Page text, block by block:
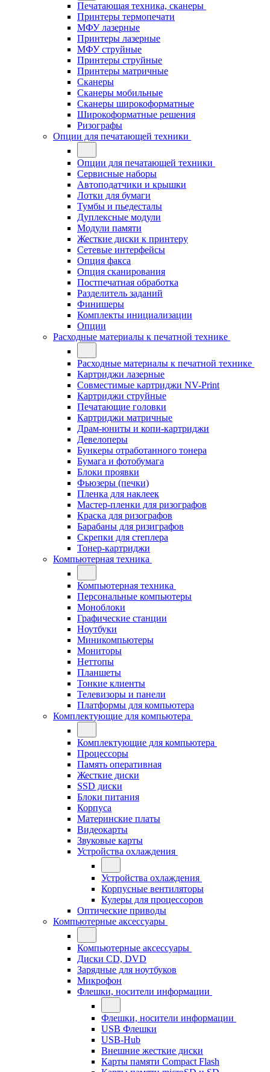
Печатающая техника, сканеры
Принтеры термопечати
МФУ лазерные
Принтеры лазерные
МФУ струйные
Принтеры струйные
Принтеры матричные
Сканеры
Сканеры мобильные
Сканеры широкоформатные
Широкоформатные решения
Ризографы
Опции для печатающей техники
Опции для печатающей техники
Сервисные наборы
Автоподатчики и крышки
Лотки для бумаги
Тумбы и пьедесталы
Дуплексные модули
Модули памяти
Жесткие диски к принтеру
Сетевые интерфейсы
Опция факса
Опция сканирования
Постпечатная обработка
Разделитель заданий
Финишеры
Комплекты инициализации
Опции
Расходные материалы к печатной технике
Расходные материалы к печатной технике
Картриджи лазерные
Совместимые картриджи NV-Print
Картриджи струйные
Печатающие головки
Картриджи матричные
Драм-юниты и копи-картриджи
Девелоперы
Бункеры отработанного тонера
Бумага и фотобумага
Блоки проявки
Фьюзеры (печки)
Пленка для наклеек
Мастер-пленки для ризографов
Краска для ризографов
Барабаны для ризиграфов
Скрепки для степлера
Тонер-картриджи
Компьютерная техника
Компьютерная техника
Персональные компьютеры
Моноблоки
Графические станции
Ноутбуки
Миникомпьютеры
Мониторы
Неттопы
Планшеты
Тонкие клиенты
Телевизоры и панели
Платформы для компьютера
Комплектующие для компьютера
Комплектующие для компьютера
Процессоры
Память оперативная
Жесткие диски
SSD диски
Блоки питания
Корпуса
Материнские платы
Видеокарты
Звуковые карты
Устройства охлаждения
Устройства охлаждения
Корпусные вентиляторы
Кулеры для процессоров
Оптические приводы
Компьютерные аксессуары
Компьютерные аксессуары
Диски CD, DVD
Зарядные для ноутбуков
Микрофон
Флешки, носители информации
Флешки, носители информации
USB Флешки
USB-Hub
Внешние жесткие диски
Карты памяти Compact Flash